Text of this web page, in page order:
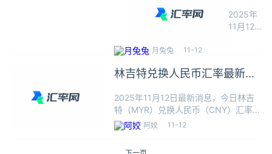
民币汇
年11月
新
2025年
11月12
（MYR）
币
（CNY）
月兔兔 11-12
林吉特兑换人民币汇率最新
2025年11月12日最新消息，今日林吉
特（MYR）兑换人民币（CNY）汇率：
1林吉特≈1.7066人民币，根据今日汇率
1林吉特可以兑换1.7066人民币，本站
阿姣 11-12